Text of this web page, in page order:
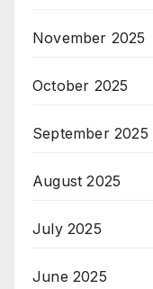
November 2025
October 2025
September 2025
August 2025
July 2025
June 2025